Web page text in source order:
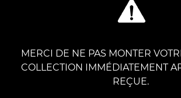
MERCI DE NE PAS MONTER
COLLECTION IMMÉDIATEMENT
REÇUE.